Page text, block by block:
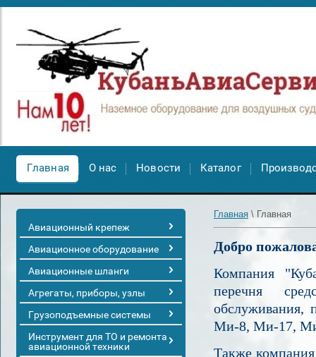
Главная О нас Новости Каталог
Главная \ Главная
Добро
Компания
перечня
обслуживания,
Ми-8, Ми-17,
Также компания
Авиационный крепеж
Авиационное оборудование
Авиационные шланги
Агрегаты, приборы, узлы
Грузоподъемные системы
Инструмент для ТО и ремонта
авиационной техники